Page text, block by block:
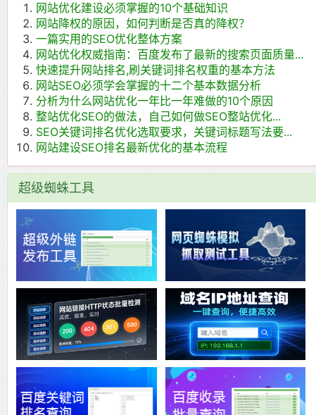
网站优化建设必须掌握的10个基础知识
网站降权的原因，如何判断是否真的降权？
一篇实用的SEO优化整体方案
网站优化权威指南：百度发布了最新的搜索页面质量...
快速提升网站排名,刷关键词排名权重的基本方法
网站SEO必须学会掌握的十二个基本数据分析
分析为什么网站优化一年比一年难做的10个原因
整站优化SEO的做法，自己如何做SEO整站优化...
SEO关键词排名优化选取要求，关键词标题写法要...
网站建设SEO排名最新优化的基本流程
超级蜘蛛工具